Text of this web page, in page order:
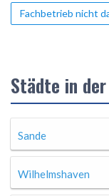
Fachbetrieb nicht
Städte in
Sande
Wilhelmshaven